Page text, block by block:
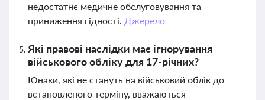
недостатнє медичне обслуговування та
приниження гідності. Джерело
Які правові наслідки має ігнорування
військового обліку для 17-річних?
Юнаки, які не стануть на військовий облік до
встановленого терміну, вважаються